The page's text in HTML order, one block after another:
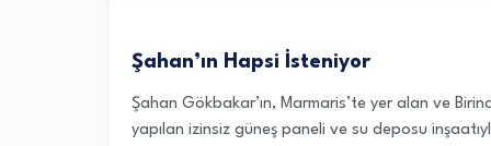
Şahan’ın Hapsi İsteniyor
Şahan Gökbakar’ın, Marmaris’te yer alan ve
yapılan izinsiz güneş paneli ve su deposu